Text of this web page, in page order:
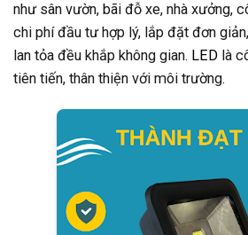
như sân vườn, bãi đỗ xe, nhà xưởng,
chi phí đầu tư hợp lý, lắp đặt đơn
lan tỏa đều khắp không gian. LED là
tiên tiến, thân thiện với môi trường.